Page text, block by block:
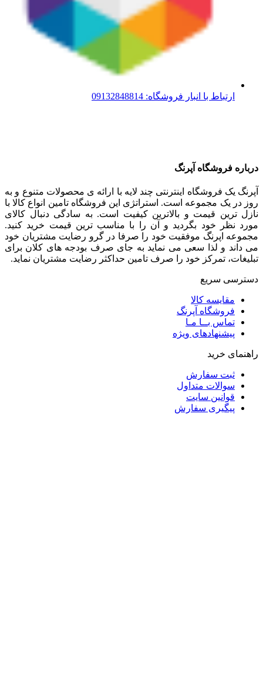
ارتباط با انبار فروشگاه: 09132848814
درباره فروشگاه آپرنگ
آپرنگ یک فروشگاه اینترنتی چند لایه با ارائه ی محصولات متنوع و به
روز در یک مجموعه است. استراتژی این فروشگاه تامین انواع کالا با
نازل ترین قیمت و بالاترین کیفیت است. به سادگی دنبال کالای
مورد نظر خود بگردید و آن را با مناسب ترین قیمت خرید کنید.
مجموعه اپرنگ موفقیت خود را صرفا در گرو رضایت مشتریان خود
می داند و لذا سعی می نماید به جای صرف بودجه های کلان برای
تبلیغات، تمرکز خود را صرف تامین حداکثر رضایت مشتریان نماید‌.
دسترسی سریع
مقایسه کالا
فروشگاه آپرنگ
تماس بــا مـا
پیشنهادهای ویژه
راهنمای خرید
ثبت سفارش
سوالات متداول
قوانین سایت
پیگیری سفارش